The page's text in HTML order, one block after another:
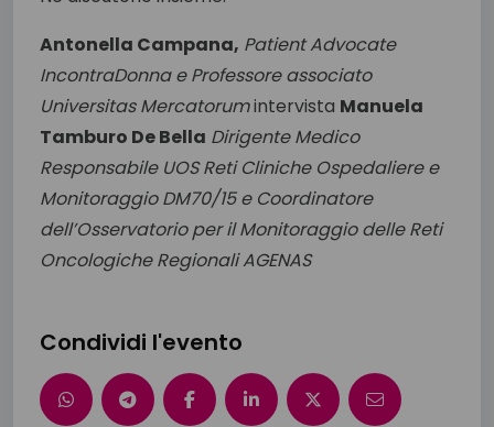
Antonella Campana, Patient Advocate
IncontraDonna e Professore associato
Universitas Mercatorumintervista Manuela
Tamburo De Bella Dirigente Medico
Responsabile UOS Reti Cliniche Ospedaliere e
Monitoraggio DM70/15 e Coordinatore
dell’Osservatorio per il Monitoraggio delle Reti
Oncologiche Regionali AGENAS
Condividi l'evento